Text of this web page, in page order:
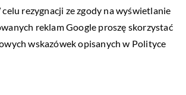
rezygnacji ze zgody na wyświetlanie
reklam Google proszę skorzystać
wskazówek opisanych w Polityce